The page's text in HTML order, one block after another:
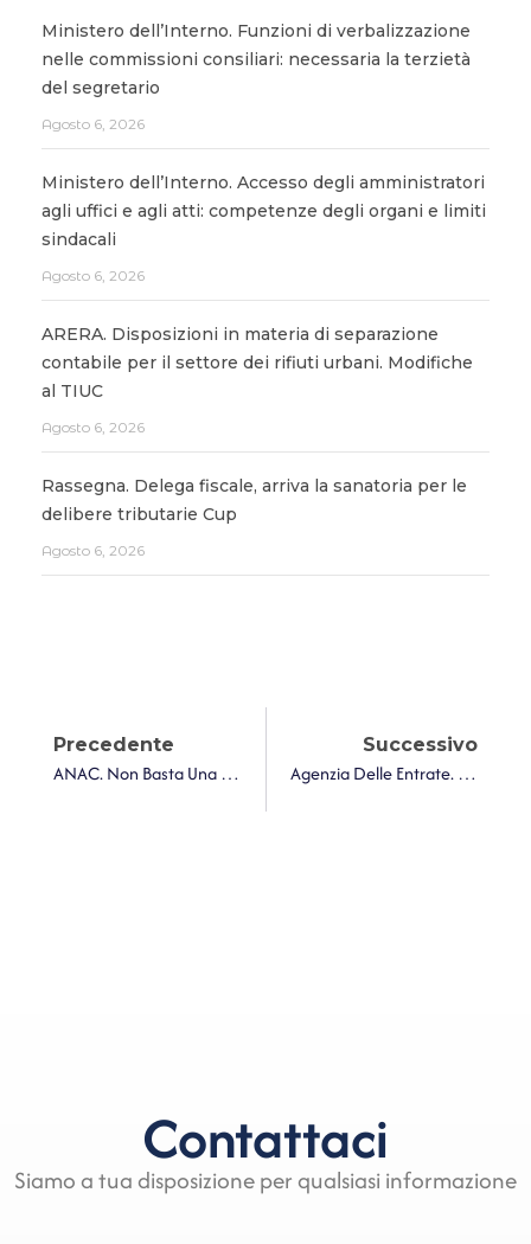
Ministero dell’Interno. Funzioni di verbalizzazione
nelle commissioni consiliari: necessaria la terzietà
del segretario
Agosto 6, 2026
Ministero dell’Interno. Accesso degli amministratori
agli uffici e agli atti: competenze degli organi e limiti
sindacali
Agosto 6, 2026
ARERA. Disposizioni in materia di separazione
contabile per il settore dei rifiuti urbani. Modifiche
al TIUC
Agosto 6, 2026
Rassegna. Delega fiscale, arriva la sanatoria per le
delibere tributarie Cup
Agosto 6, 2026
Precedente
ANAC. Non Basta Una Progettazione Limitata Per Dimostrare La Capacità Tecnica Per Affidamenti Complessi
Successivo
Agenzia Delle Entrate. Adempimento Spontaneo Nei Confronti Dei Soggetti Per I Quali Risulta Per Il Periodo D’imposta 2023 La Mancata Presentazione Della Dichiarazione IVA
Contattaci
Siamo a tua disposizione per qualsiasi informazione